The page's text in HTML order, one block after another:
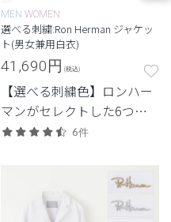
MEN WOMEN
選べる刺繍:Ron Herman ジャケッ
ト(男女兼用白衣)
41,690円 (税込)
【選べる刺繍色】ロンハー
マンがセレクトした6つの
刺繍色からつくる特別なジ
6件